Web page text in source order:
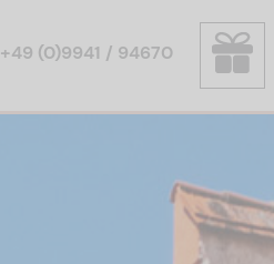
+49 (0)9941 / 94670